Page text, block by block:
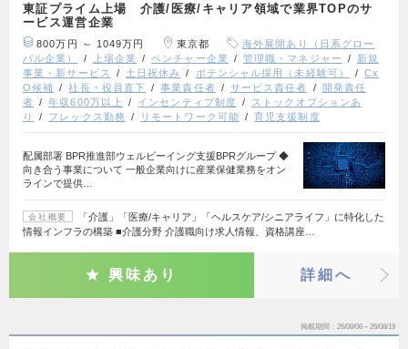
東証プライム上場 介護/医療/キャリア領域で業界TOPのサ
ービス運営企業
800万円 ～ 1049万円 東京都
海外展開あり（日系グロー
バル企業）
上場企業 ベンチャー企業 管理職・マネジャー
新規
事業・新サービス
土日祝休み ポテンシャル採用（未経験可）
Cx
O候補
社長・役員直下 事業責任者 サービス責任者
開発責任
者
年収600万以上 インセンティブ制度
ストックオプションあ
り
フレックス勤務 リモートワーク可能 育児支援制度
配属部署 BPR推進部ウェルビーイング支援BPRグループ ◆
向き合う事業について 一般企業向けに産業保健業務をオン
ラインで提供…
会社概要
「介護」「医療/キャリア」「ヘルスケア/シニアライフ」に特化した
情報インフラの構築 ■介護分野 介護職向け求人情報、資格講座…
興味あり 詳細へ
掲載期間 26/08/06～26/08/19